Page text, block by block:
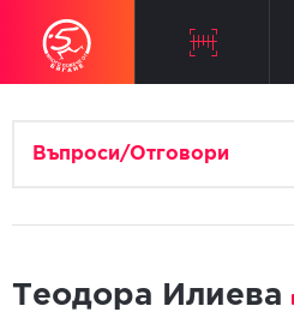
Въпроси/Отговори
Теодора Илиева